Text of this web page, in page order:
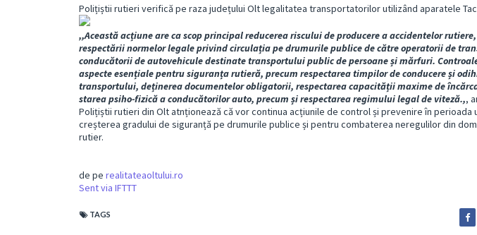
Polițiștii rutieri verifică pe raza județului Olt legalitatea transportatorilor utilizând aparatele
,,Această acțiune are ca scop principal reducerea riscului de producere a accidentelor
respectării normelor legale privind circulația pe drumurile publice de către operatorii de
conducătorii de autovehicule destinate transportului public de persoane și mărfuri.
aspecte esențiale pentru siguranța rutieră, precum respectarea timpilor de conducere și
transportului, deținerea documentelor obligatorii, respectarea capacității maxime de
starea psiho-fizică a conducătorilor auto, precum și respectarea regimului legal de viteză.,,
Polițiștii rutieri din Olt atnționează că vor continua acțiunile de control și prevenire în perioada
creșterea gradului de siguranță pe drumurile publice și pentru combaterea neregulilor din
rutier.
de pe realitateaoltului.ro
Sent via IFTTT
TAGS